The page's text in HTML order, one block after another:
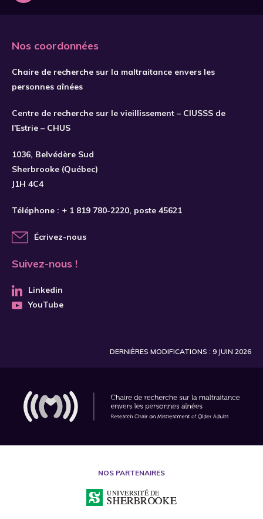
Nos coordonnées
Chaire de recherche sur la maltraitance envers les
personnes aînées
Centre de recherche sur le vieillissement – CIUSSS de
l'Estrie – CHUS
1036, Belvédère Sud
Sherbrooke (Québec)
J1H 4C4
Téléphone : + 1 819 780-2220, poste 45621
Écrivez-nous
Suivez-nous !
Linkedin
YouTube
DERNIÈRES MODIFICATIONS : 9 JUIN 2026
NOS PARTENAIRES